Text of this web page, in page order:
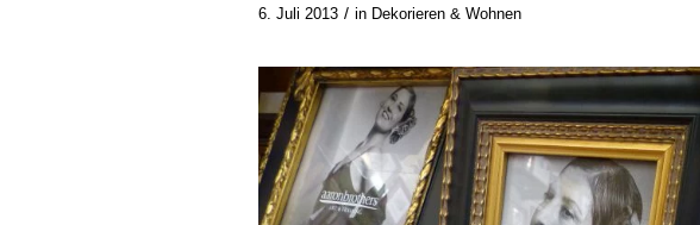
6. Juli 2013 / in Dekorieren & Wohnen